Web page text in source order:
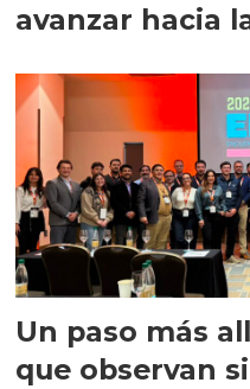
avanzar hacia
Un paso más
que observan